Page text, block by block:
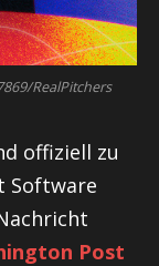
RealPitchers
offiziell zu
Software
Post